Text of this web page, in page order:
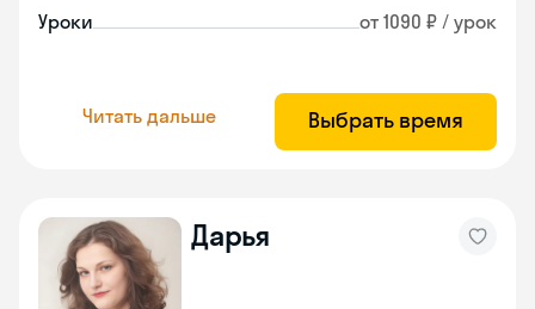
Уроки от 1090 ₽ / урок
Читать дальше Выбрать время
Дарья